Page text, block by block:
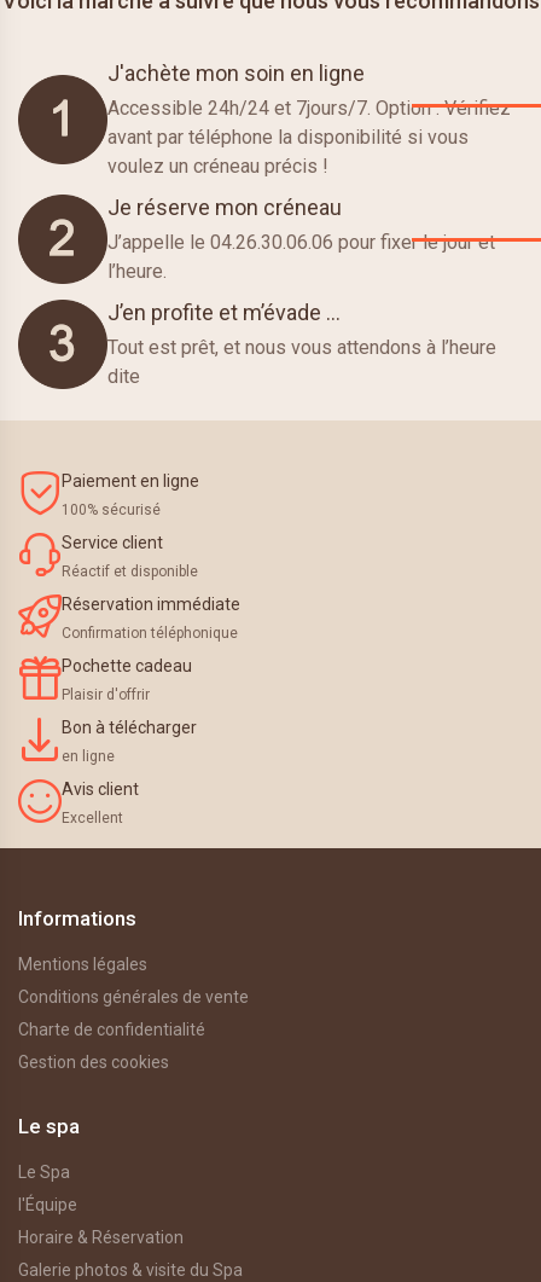
J'achète mon soin en ligne
Accessible 24h/24 et 7jours/7. Option : Vérifiez
avant par téléphone la disponibilité si vous
voulez un créneau précis !
Je réserve mon créneau
J’appelle le 04.26.30.06.06 pour fixer le jour et
l’heure.
J’en profite et m’évade …
Tout est prêt, et nous vous attendons à l’heure
dite
Paiement en ligne
100% sécurisé
Service client
Réactif et disponible
Réservation immédiate
Confirmation téléphonique
Pochette cadeau
Plaisir d'offrir
Bon à télécharger
en ligne
Avis client
Excellent
Informations
Mentions légales
Conditions générales de vente
Charte de confidentialité
Gestion des cookies
Le spa
Le Spa
l'Équipe
Horaire & Réservation
Galerie photos & visite du Spa